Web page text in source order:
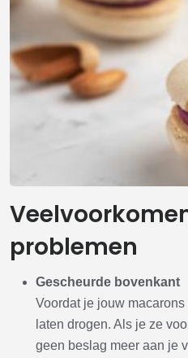
problemen
Gescheurde bovenkant
Voordat je jouw
laten drogen. Als je ze
geen beslag meer aan je